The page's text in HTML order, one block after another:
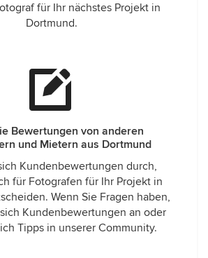
für Ihr nächstes Projekt in
Dortmund.
Bewertungen von anderen
und Mietern aus Dortmund
Kundenbewertungen durch,
für Fotografen für Ihr Projekt in
Wenn Sie Fragen haben,
Kundenbewertungen an oder
Tipps in unserer Community.